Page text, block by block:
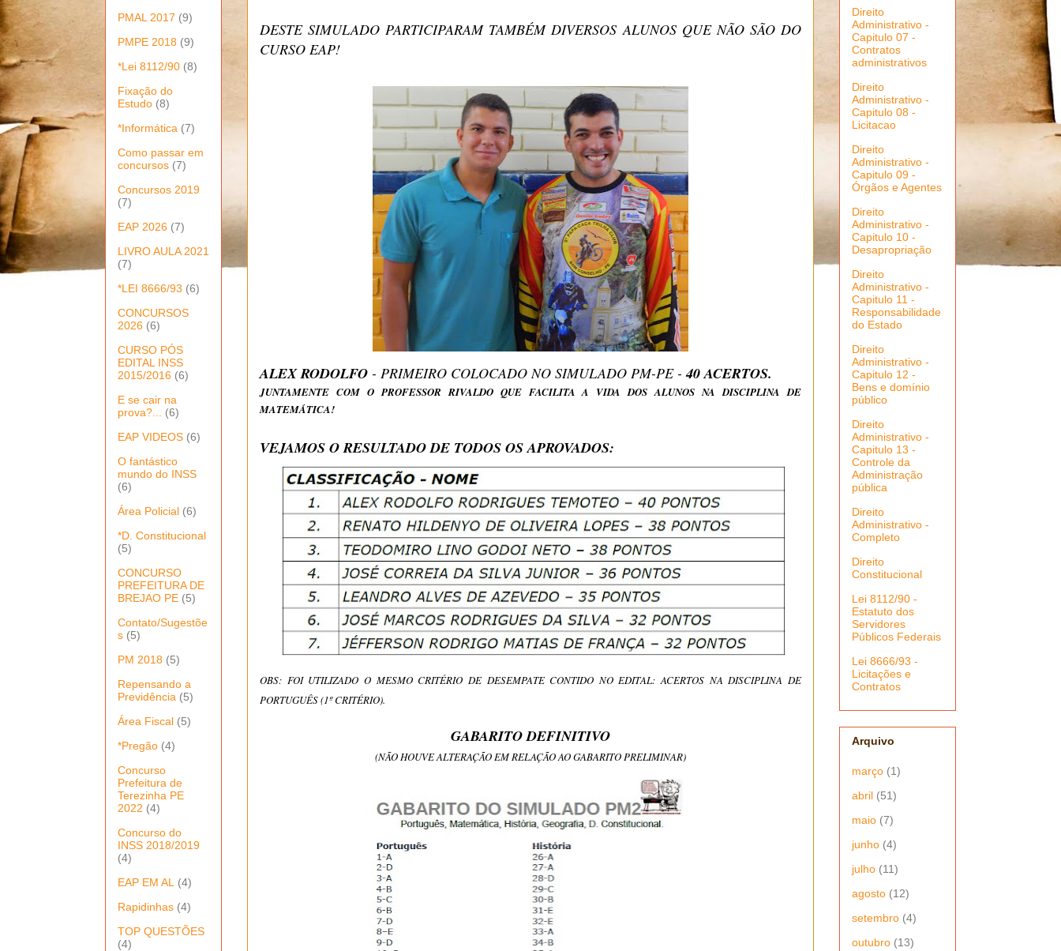
DESTE SIMULADO PARTICIPARAM TAMBÉM DIVERSOS ALUNOS QUE NÃO SÃO DO
CURSO EAP!
ALEX RODOLFO - PRIMEIRO COLOCADO NO SIMULADO PM-PE -40 ACERTOS.
JUNTAMENTE COM O PROFESSOR RIVALDO QUE FACILITA A VIDA DOS ALUNOS NA DISCIPLINA DE
MATEMÁTICA!
VEJAMOS O RESULTADO DE TODOS OS APROVADOS:
OBS: FOI UTILIZADO O MESMO CRITÉRIO DE DESEMPATE CONTIDO NO EDITAL: ACERTOS NA DISCIPLINA DE
PORTUGUÊS(1º CRITÉRIO).
GABARITO DEFINITIVO
(NÃO HOUVE ALTERAÇÃO EM RELAÇÃO AO GABARITO PRELIMINAR)
PMAL 2017 (9)
PMPE 2018 (9)
*Lei 8112/90 (8)
Fixação do
Estudo (8)
*Informática (7)
Como passar em
concursos (7)
Concursos 2019
(7)
EAP 2026 (7)
LIVRO AULA 2021
(7)
*LEI 8666/93 (6)
CONCURSOS
2026 (6)
CURSO PÓS
EDITAL INSS
2015/2016 (6)
E se cair na
prova?...
(6)
EAP VIDEOS (6)
O fantástico
mundo do INSS
(6)
Área Policial (6)
*D. Constitucional
(5)
CONCURSO
PREFEITURA DE
BREJAO PE (5)
Contato/Sugestõe
s (5)
PM 2018 (5)
Repensando a
Previdência (5)
Área Fiscal (5)
*Pregão (4)
Concurso
Prefeitura de
Terezinha PE
2022 (4)
Concurso do
INSS 2018/2019
(4)
EAP EM AL
(4)
Rapidinhas (4)
TOP QUESTÕES
(4)
Direito
Administrativo -
Capitulo 07 -
Contratos
administrativos
Direito
Administrativo -
Capitulo 08 -
Licitacao
Direito
Administrativo -
Capitulo 09 -
Órgãos e Agentes
Direito
Administrativo -
Capitulo 10 -
Desapropriação
Direito
Administrativo -
Capitulo 11 -
Responsabilidade
do Estado
Direito
Administrativo -
Capitulo 12 -
Bens e domínio
público
Direito
Administrativo -
Capitulo 13 -
Controle da
Administração
pública
Direito
Administrativo -
Completo
Direito
Constitucional
Lei 8112/90 -
Estatuto dos
Servidores
Públicos Federais
Lei 8666/93 -
Licitações e
Contratos
Arquivo
março (1)
abril (51)
maio (7)
junho (4)
julho (11)
agosto (12)
setembro (4)
outubro (13)